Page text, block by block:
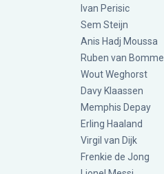
Ivan Perisic
Sem Steijn
Anis Hadj Moussa
Ruben van Bommel
Wout Weghorst
Davy Klaassen
Memphis Depay
Erling Haaland
Virgil van Dijk
Frenkie de Jong